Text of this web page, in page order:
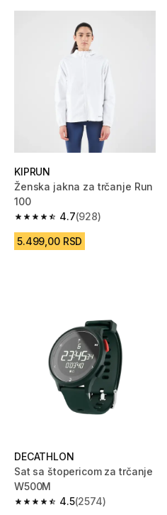
KIPRUN
Ženska jakna za trčanje Run
100
4.7
4.7 od 5 zvezdica from 928
(928)
5.499,00 RSD
DECATHLON
Sat sa štopericom za trčanje
W500M
4.5
4.5 od 5 zvezdica from 2574
(2574)